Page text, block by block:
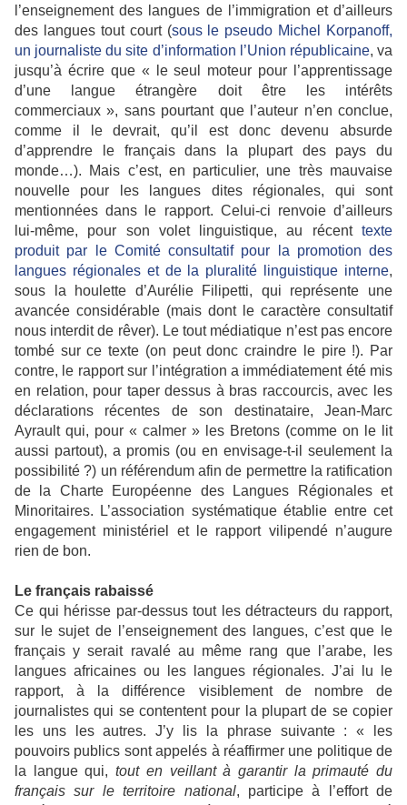
l’enseignement des langues de l’immigration et d’ailleurs
des langues tout court (sous le pseudo Michel Korpanoff,
un journaliste du site d’information l’Union républicaine, va
jusqu’à écrire que « le seul moteur pour l’apprentissage
d’une langue étrangère doit être les intérêts
commerciaux », sans pourtant que l’auteur n’en conclue,
comme il le devrait, qu’il est donc devenu absurde
d’apprendre le français dans la plupart des pays du
monde…). Mais c’est, en particulier, une très mauvaise
nouvelle pour les langues dites régionales, qui sont
mentionnées dans le rapport. Celui-ci renvoie d’ailleurs
lui-même, pour son volet linguistique, au récent texte
produit par le Comité consultatif pour la promotion des
langues régionales et de la pluralité linguistique interne,
sous la houlette d’Aurélie Filipetti, qui représente une
avancée considérable (mais dont le caractère consultatif
nous interdit de rêver). Le tout médiatique n’est pas encore
tombé sur ce texte (on peut donc craindre le pire !). Par
contre, le rapport sur l’intégration a immédiatement été mis
en relation, pour taper dessus à bras raccourcis, avec les
déclarations récentes de son destinataire, Jean-Marc
Ayrault qui, pour « calmer » les Bretons (comme on le lit
aussi partout), a promis (ou en envisage-t-il seulement la
possibilité ?) un référendum afin de permettre la ratification
de la Charte Européenne des Langues Régionales et
Minoritaires. L’association systématique établie entre cet
engagement ministériel et le rapport vilipendé n’augure
rien de bon.
Le français rabaissé
Ce qui hérisse par-dessus tout les détracteurs du rapport,
sur le sujet de l’enseignement des langues, c’est que le
français y serait ravalé au même rang que l’arabe, les
langues africaines ou les langues régionales. J’ai lu le
rapport, à la différence visiblement de nombre de
journalistes qui se contentent pour la plupart de se copier
les uns les autres. J’y lis la phrase suivante : « les
pouvoirs publics sont appelés à réaffirmer une politique de
la langue qui,tout en veillant à garantir la primauté du
français sur le territoire national, participe à l’effort de